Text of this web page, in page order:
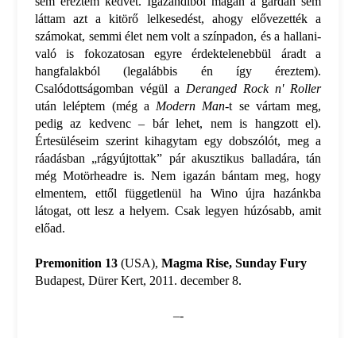
láttam azt a kitörő lelkesedést, ahogy elővezették a
számokat, semmi élet nem volt a színpadon, és a hallani-
való is fokozatosan egyre érdektelenebbül áradt a
hangfalakból (legalábbis én így éreztem).
Csalódottságomban végül a Deranged Rock n' Roller
után leléptem (még a Modern Man-t se vártam meg,
pedig az kedvenc – bár lehet, nem is hangzott el).
Értesüléseim szerint kihagytam egy dobszólót, meg a
ráadásban „rágyújtottak” pár akusztikus balladára, tán
még Motörheadre is. Nem igazán bántam meg, hogy
elmentem, ettől függetlenül ha Wino újra hazánkba
látogat, ott lesz a helyem. Csak legyen húzósabb, amit
előad.
Premonition 13 (USA), Magma Rise, Sunday Fury
Budapest, Dürer Kert, 2011. december 8.
–-